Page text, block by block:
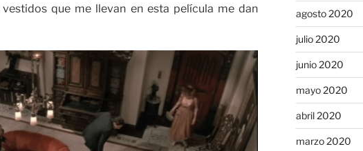
que me llevan en esta película me dan
agosto 2020
julio 2020
junio 2020
mayo 2020
abril 2020
marzo 2020